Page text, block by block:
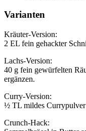
Varianten
Kräuter-Version:
2 EL fein gehackter
Lachs-Version:
40 g fein gewürfelten
ergänzen.
Curry-Version:
½ TL mildes Currypulver
Crunch-Hack: